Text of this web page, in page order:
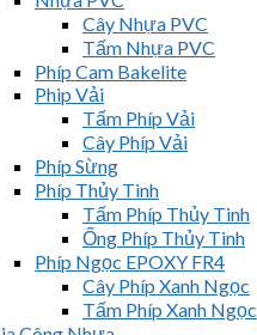
Cây Nhựa PVC
Tấm Nhựa PVC
Phíp Cam Bakelite
Phip Vải
Tấm Phíp Vải
Cây Phíp Vải
Phíp Sừng
Phíp Thủy Tinh
Tấm Phíp Thủy Tinh
Ống Phíp Thủy Tinh
Phíp Ngọc EPOXY FR4
Cây Phíp Xanh Ngọc
Tấm Phíp Xanh Ngọc